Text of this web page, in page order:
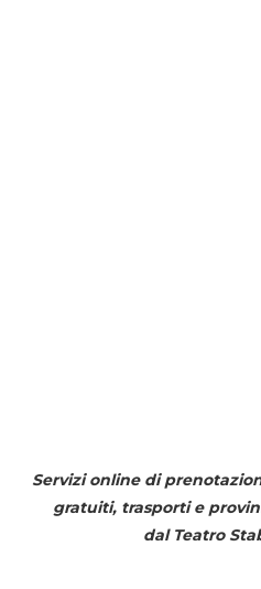
Servizi online di
gratuiti, trasporti e
dal Teatro